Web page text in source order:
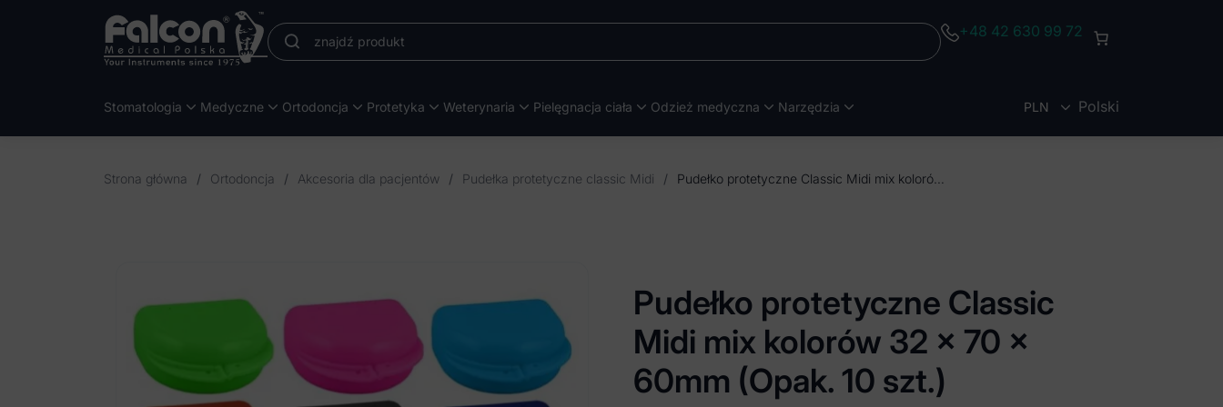
+48 42 630 99 72
Stomatologia Medyczne Ortodoncja Protetyka Weterynaria Pielęgnacja ciała Odzież medyczna Narzędzia PLN Polski
Strona główna / Ortodoncja / Akcesoria dla pacjentów / Pudełka protetyczne classic Midi /
Pudełko protetyczne Classic
Midi mix kolorów 32 x 70 x
60mm (Opak. 10 szt.)